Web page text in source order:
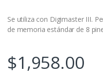
Se utiliza con Digimaster III.
de memoria estándar de 8
$1,958.00